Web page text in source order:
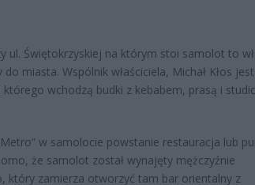
ul. Świętokrzyskiej na którym stoi samolot to
miasta. Wspólnik właściciela, Michał Kłos jest
którego wchodzą budki z kebabem, prasą i
w samolocie powstanie restauracja lub
że samolot został wynajęty mężczyźnie
który zamierza otworzyć tam bar orientalny z